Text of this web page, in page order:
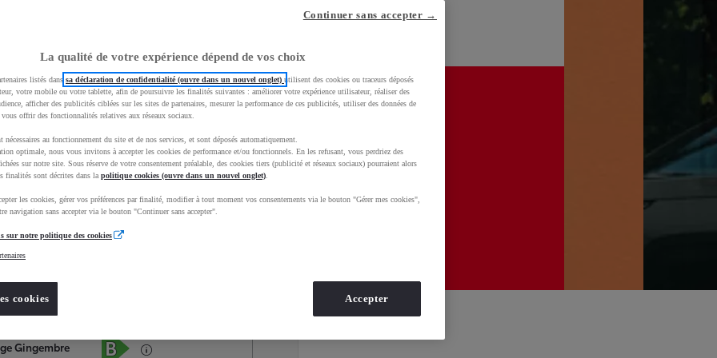
Services Concession
Occasions
Gingembre
La qualité de votre expérience dépend de vos choix
listés dans sa déclaration de confidentialité (ouvre dans un nouvel onglet) utilisent des cookies ou traceurs déposés
votre mobile ou votre tablette, afin de poursuivre les finalités suivantes : améliorer votre expérience utilisateur, réaliser des
afficher des publicités ciblées sur les sites de partenaires, mesurer la performance de ces publicités, utiliser des données de
offrir des fonctionnalités relatives aux réseaux sociaux.
nécessaires au fonctionnement du site et de nos services, et sont déposés automatiquement.
optimale, nous vous invitons à accepter les cookies de performance et/ou fonctionnels. En les refusant, vous perdriez des
sur notre site. Sous réserve de votre consentement préalable, des cookies tiers (publicité et réseaux sociaux) pourraient alors
finalités sont décrites dans la politique cookies (ouvre dans un nouvel onglet)
les cookies, gérer vos préférences par finalité, modifier à tout moment vos consentements via le bouton "Gérer mes cookies",
navigation sans accepter via le bouton "Continuer sans accepter".
sur notre politique des cookies
cookies
Continuer sans accepter →
Accepter